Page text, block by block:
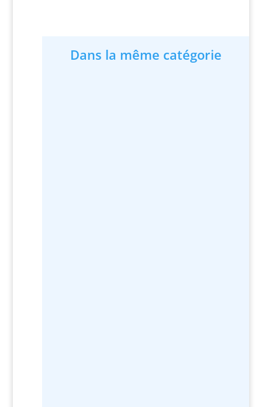
Dans la même catégorie